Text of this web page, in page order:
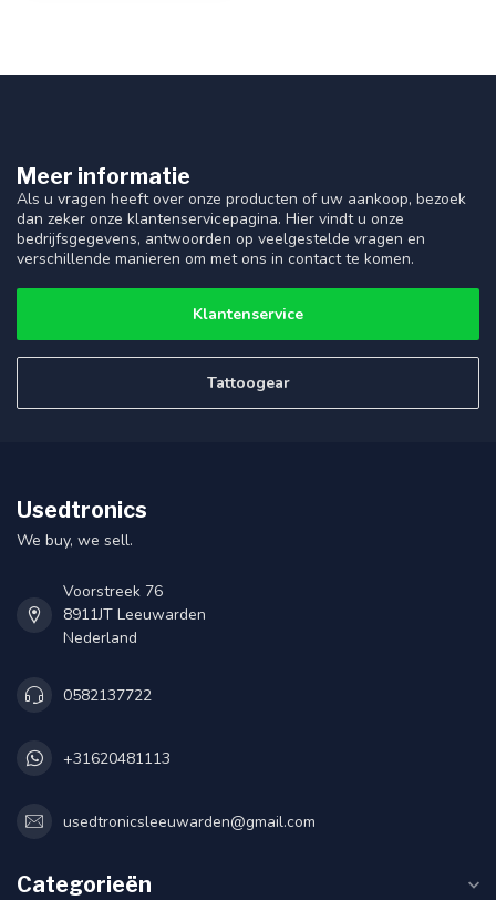
Meer informatie
Als u vragen heeft over onze producten of uw aankoop, bezoek
dan zeker onze klantenservicepagina. Hier vindt u onze
bedrijfsgegevens, antwoorden op veelgestelde vragen en
verschillende manieren om met ons in contact te komen.
Klantenservice
Tattoogear
Usedtronics
We buy, we sell.
Voorstreek 76
8911JT Leeuwarden
Nederland
0582137722
+31620481113
usedtronicsleeuwarden@gmail.com
Categorieën